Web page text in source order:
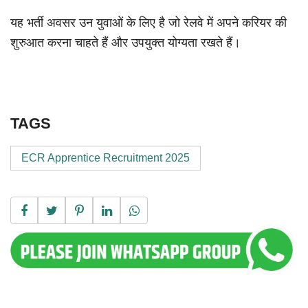
यह भर्ती अवसर उन युवाओं के लिए है जो रेलवे में अपने करियर की
शुरुआत करना चाहते हैं और उपयुक्त योग्यता रखते हैं।
TAGS
ECR Apprentice Recruitment 2025